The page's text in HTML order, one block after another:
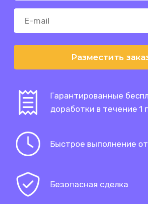
Разместить
Гарантированные
доработки в течение 1
Быстрое выполнение от
Безопасная сделка